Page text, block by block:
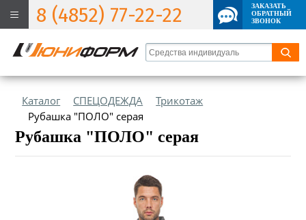
8 (4852) 77-22-22
ЗАКАЗАТЬ
ОБРАТНЫЙ
ЗВОНОК
Каталог СПЕЦОДЕЖДА
Трикотаж
Рубашка "ПОЛО" серая
Рубашка "ПОЛО" серая